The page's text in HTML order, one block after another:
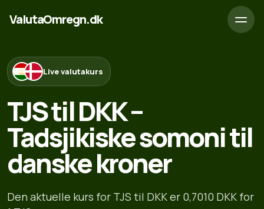
ValutaOmregn.dk
Live valutakurs
TJS til DKK –
Tadsjikiske somoni til
danske kroner
Den aktuelle kurs for TJS til DKK er 0,7010 DKK for